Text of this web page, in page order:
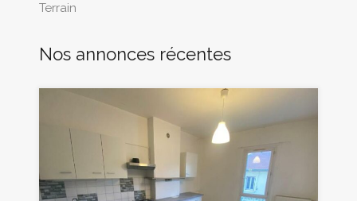
Terrain
Nos annonces récentes